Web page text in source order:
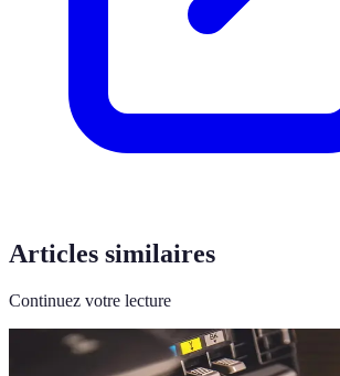
Articles similaires
Continuez votre lecture